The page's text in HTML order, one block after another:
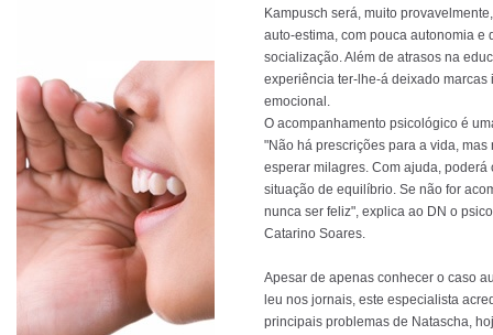
Kampusch será, muito
auto-estima, com pouca autonomia e
socialização. Além de atrasos na
experiência ter-lhe-á deixado marcas
emocional.
O acompanhamento psicológico é
"Não há prescrições para a vida, mas
esperar milagres. Com ajuda, poderá
situação de equilíbrio. Se não for
nunca ser feliz", explica ao DN o
Catarino Soares.
Apesar de apenas conhecer o caso
leu nos jornais, este especialista
principais problemas de Natascha,